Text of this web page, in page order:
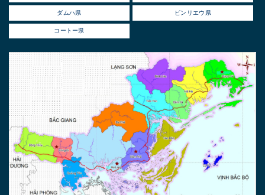
ダムハ県 ビンリエウ県
コートー県